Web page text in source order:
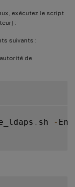
exécutez le script
:
suivants :
de
. sh -